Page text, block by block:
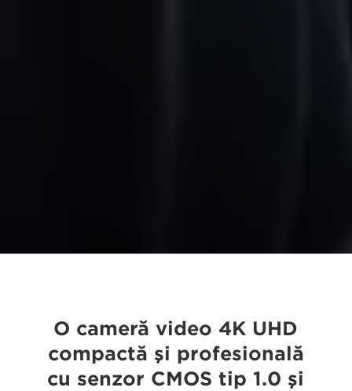
O cameră video 4K UHD
compactă şi profesională
cu senzor CMOS tip 1.0 şi